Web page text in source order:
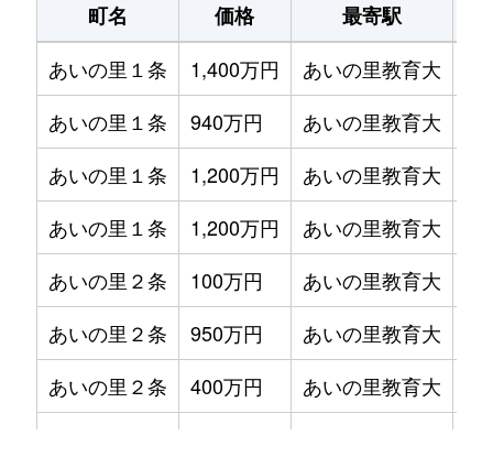
町名 価格 最寄駅
あいの里１条
1,400万円 あいの里教育大
あいの里１条
940万円 あいの里教育大
あいの里１条
1,200万円 あいの里教育大
あいの里１条
1,200万円 あいの里教育大
あいの里２条
100万円 あいの里教育大
あいの里２条
950万円 あいの里教育大
あいの里２条
400万円 あいの里教育大